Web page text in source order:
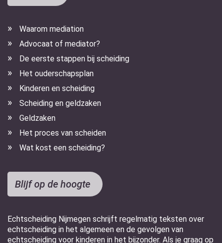
Waarom mediation
Advocaat of mediator?
De eerste stappen bij scheiding
Het ouderschapsplan
Kinderen en scheiding
Scheiding en geldzaken
Geldzaken
Het proces van scheiden
Wat kost een scheiding?
Blijf op de hoogte
Echtscheiding Nijmegen schrijft regelmatig teksten over
echtscheiding in het algemeen en de gevolgen van
echtscheiding voor kinderen in het bijzonder. Als je graag op